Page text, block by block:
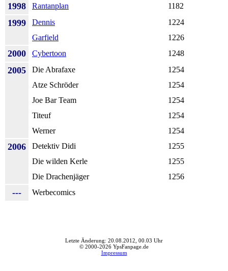
1998 Rantanplan 1182
1999 Dennis
1224
Garfield
1226
2000 Cybertoon 1248
2005 Die Abrafaxe
1254
Atze Schröder
1254
Joe Bar Team
1254
Titeuf
1254
Werner
1254
2006 Detektiv Didi
1255
Die wilden Kerle
1255
Die Drachenjäger
1256
--- Werbecomics
Letzte Änderung: 20.08.2012, 00.03 Uhr
© 2000-2026 YpsFanpage.de
Impressum